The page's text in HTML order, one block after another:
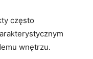
często
wnętrzu.